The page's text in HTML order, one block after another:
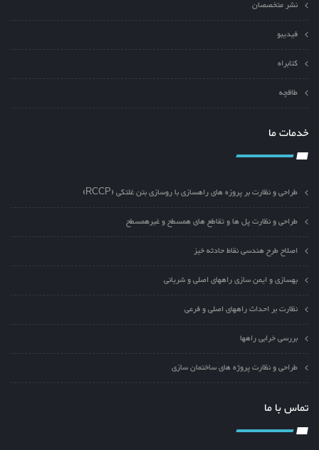
نشر متخصصان
فیدیبو
کتابراه
طاقچه
خدمات ما
طراحی و نظارت بر پروزه های راهسازی با روسازی بتن غلتکی (RCCP)
طراحی و نظارت پل ها و تقاطع های همسطح و غیرهمسطح
اصلاح طرح هندسی نقاط حادثه خیز
بهسازی و ایمن سازی راههای اصلی و شریانی
نظارت بر احداث راههای اصلی و فرعی
بررسی خرابی راهها
طراحی و نظارت پروژه های ساختمان سازی
تماس با ما